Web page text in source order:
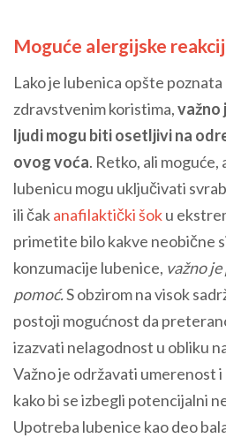
Moguće alergijske
Lako je lubenica opšte
zdravstvenim koristima,važno
ljudi mogu biti osetljivi na
ovog voća. Retko, ali
lubenicu mogu uključivati
ili čakanafilaktički šoku
primetite bilo kakve neobične
konzumacije lubenice, važno
pomoć.S obzirom na visok
postoji mogućnost da
izazvati nelagodnost u obliku
Važno je održavati umerenost
kako bi se izbegli potencijalni
Upotreba lubenice kao deo